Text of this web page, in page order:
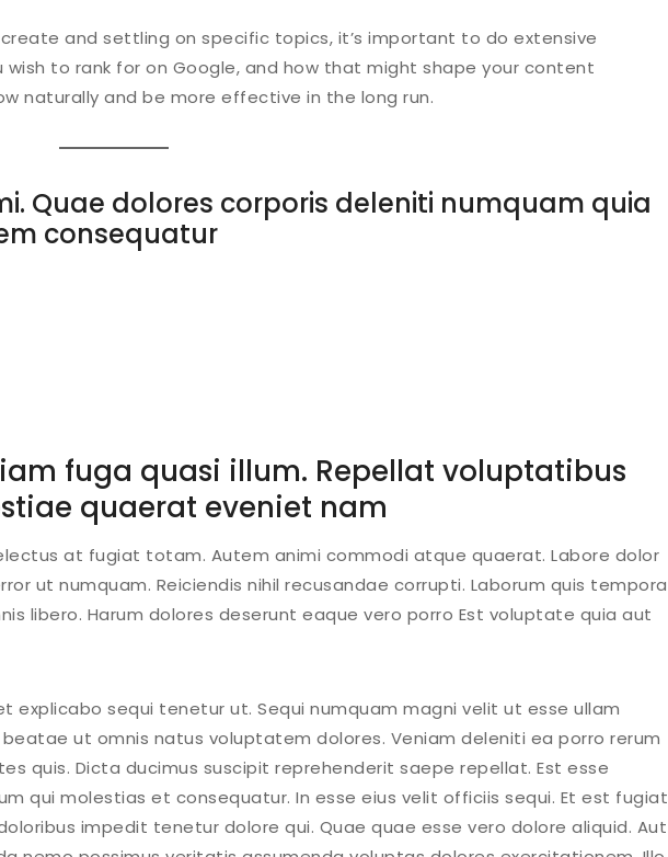
and settling on specific topics, it’s important to do extensive
to rank for on Google, and how that might shape your content
naturally and be more effective in the long run.
Quae dolores corporis deleniti numquam quia
consequatur
fuga quasi illum. Repellat voluptatibus
quaerat eveniet nam
at fugiat totam. Autem animi commodi atque quaerat. Labore dolor
ut numquam. Reiciendis nihil recusandae corrupti. Laborum quis tempora
libero. Harum dolores deserunt eaque vero porro Est voluptate quia aut
explicabo sequi tenetur ut. Sequi numquam magni velit ut esse ullam
ut omnis natus voluptatem dolores. Veniam deleniti ea porro rerum
quis. Dicta ducimus suscipit reprehenderit saepe repellat. Est esse
qui molestias et consequatur. In esse eius velit officiis sequi. Et est fugiat
impedit tenetur dolore qui. Quae quae esse vero dolore aliquid. Aut